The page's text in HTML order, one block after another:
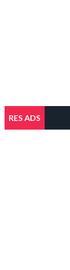
RES ADS